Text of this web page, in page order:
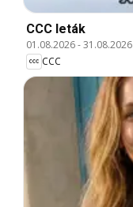
CCC leták
01.08.2026-31.08.2026
CCC